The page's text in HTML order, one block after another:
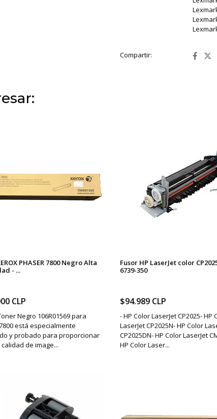
Compartir:
PHASER 7800 Negro Alta
- ...
CLP
Negro 106R01569 para
está especialmente
y probado para proporcionar
de image...
Fusor HP LaserJet color
6739-350
$94.989 CLP
- HP Color LaserJet CP2025- HP
LaserJet CP2025N- HP Color
CP2025DN- HP Color LaserJet
HP Color Laser...